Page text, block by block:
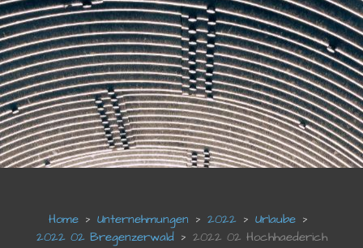
Unternehmungen 2022
Urlaube
2022 02 Bregenzerwald
2022 02 Hochhaederich